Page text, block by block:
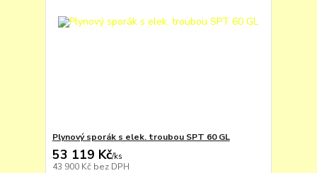
Plynový sporák s elek. troubou SPT 60 GL
53 119 Kč/ks
43 900 Kč bez DPH